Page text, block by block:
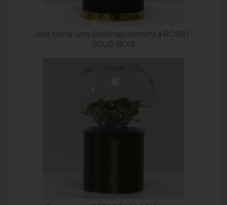
Jolis terrariums livrés rapidement à ROSNY-
SOUS-BOIS